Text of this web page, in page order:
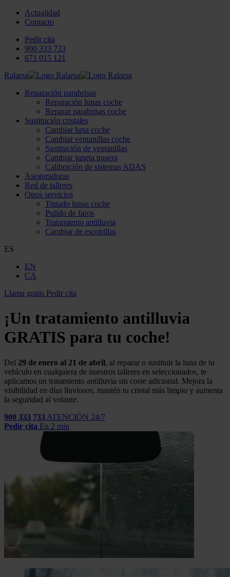
Actualidad
Contacto
Pedir cita
900 333 733
671 015 121
Ralarsa
Reparación parabrisas
Reparación lunas coche
Reparar parabrisas coche
Sustitución cristales
Cambiar luna coche
Cambiar ventanillas coche
Sustitución de ventanillas
Cambiar luneta trasera
Calibración de sistemas ADAS
Aseguradoras
Red de talleres
Otros servicios
Tintado lunas coche
Pulido de faros
Tratamiento antilluvia
Cambiar de escobillas
ES
EN
CA
Llama gratis Pedir cita
¡Un tratamiento antilluvia
GRATIS para tu coche!
Del 29 de enero al 21 de abril, al reparar o sustituir la luna de tu
vehículo en cualquiera de nuestros talleres en seleccionados, te
aplicamos un tratamiento antilluvia sin coste adicional. Mejora la
visibilidad en días lluviosos, mantén tu cristal más limpio y aumenta
la seguridad al volante.
900 333 733 ATENCIÓN 24/7
Pedir cita En 2 min